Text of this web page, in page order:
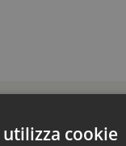
cookie